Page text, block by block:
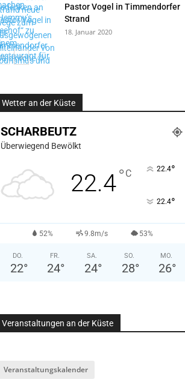
Pastor Vogel in Timmendorfer
Strand
18. Januar 2020
Wetter an der Küste
SCHARBEUTZ
Überwiegend Bewölkt
22.4°C 22.4°
22.4°
52% 9.8m/s 53%
DO.
22°
FR.
24°
SA.
24°
SO.
28°
MO.
26°
Veranstaltungen an der Küste
Veranstaltungskalender